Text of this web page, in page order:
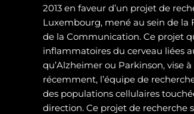
2013 en faveur d’un projet de
Luxembourg, mené au sein de la
de la Communication. Ce projet
inflammatoires du cerveau liées
qu’Alzheimer ou Parkinson, vise
récemment, l’équipe de
des populations cellulaires
direction. Ce projet de recherche